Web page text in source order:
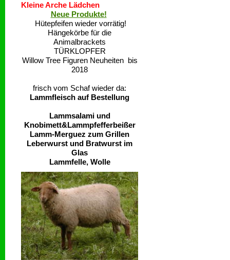
Kleine Arche Lädchen
Neue Produkte!
Hütepfeifen wieder vorrätig!
Hängekörbe für die
Animalbrackets
TÜRKLOPFER
Willow Tree Figuren Neuheiten bis
2018
frisch vom Schaf wieder da:
Lammfleisch auf Bestellung
Lammsalami und
Knobimett&Lammpfefferbeißer
Lamm-Merguez zum Grillen
Leberwurst und Bratwurst im
Glas
Lammfelle, Wolle